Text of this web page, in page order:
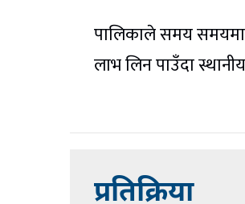
पालिकाले समय समयमा
लाभ लिन पाउँदा
प्रतिक्रिया